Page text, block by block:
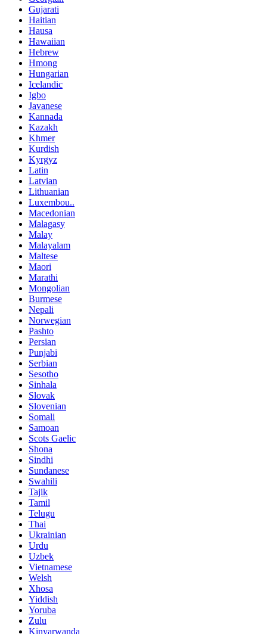
Gujarati
Haitian
Hausa
Hawaiian
Hebrew
Hmong
Hungarian
Icelandic
Igbo
Javanese
Kannada
Kazakh
Khmer
Kurdish
Kyrgyz
Latin
Latvian
Lithuanian
Luxembou..
Macedonian
Malagasy
Malay
Malayalam
Maltese
Maori
Marathi
Mongolian
Burmese
Nepali
Norwegian
Pashto
Persian
Punjabi
Serbian
Sesotho
Sinhala
Slovak
Slovenian
Somali
Samoan
Scots Gaelic
Shona
Sindhi
Sundanese
Swahili
Tajik
Tamil
Telugu
Thai
Ukrainian
Urdu
Uzbek
Vietnamese
Welsh
Xhosa
Yiddish
Yoruba
Zulu
Kinyarwanda